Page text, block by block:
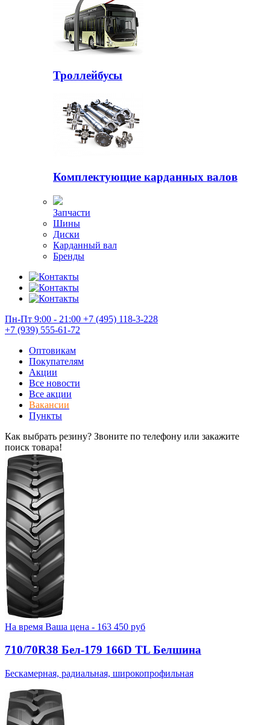
Троллейбусы
Комплектующие карданных валов
Запчасти
Шины
Диски
Карданный вал
Бренды
Пн-Пт 9:00 - 21:00 +7 (495) 118-3-228
+7 (939) 555-61-72
Оптовикам
Покупателям
Акции
Все новости
Все акции
Вакансии
Пункты
Как выбрать резину? Звоните по телефону или закажите
поиск товара!
На время Ваша цена - 163 450 руб
710/70R38 Бел-179 166D TL Белшина
Бескамерная, радиальная, широкопрофильная